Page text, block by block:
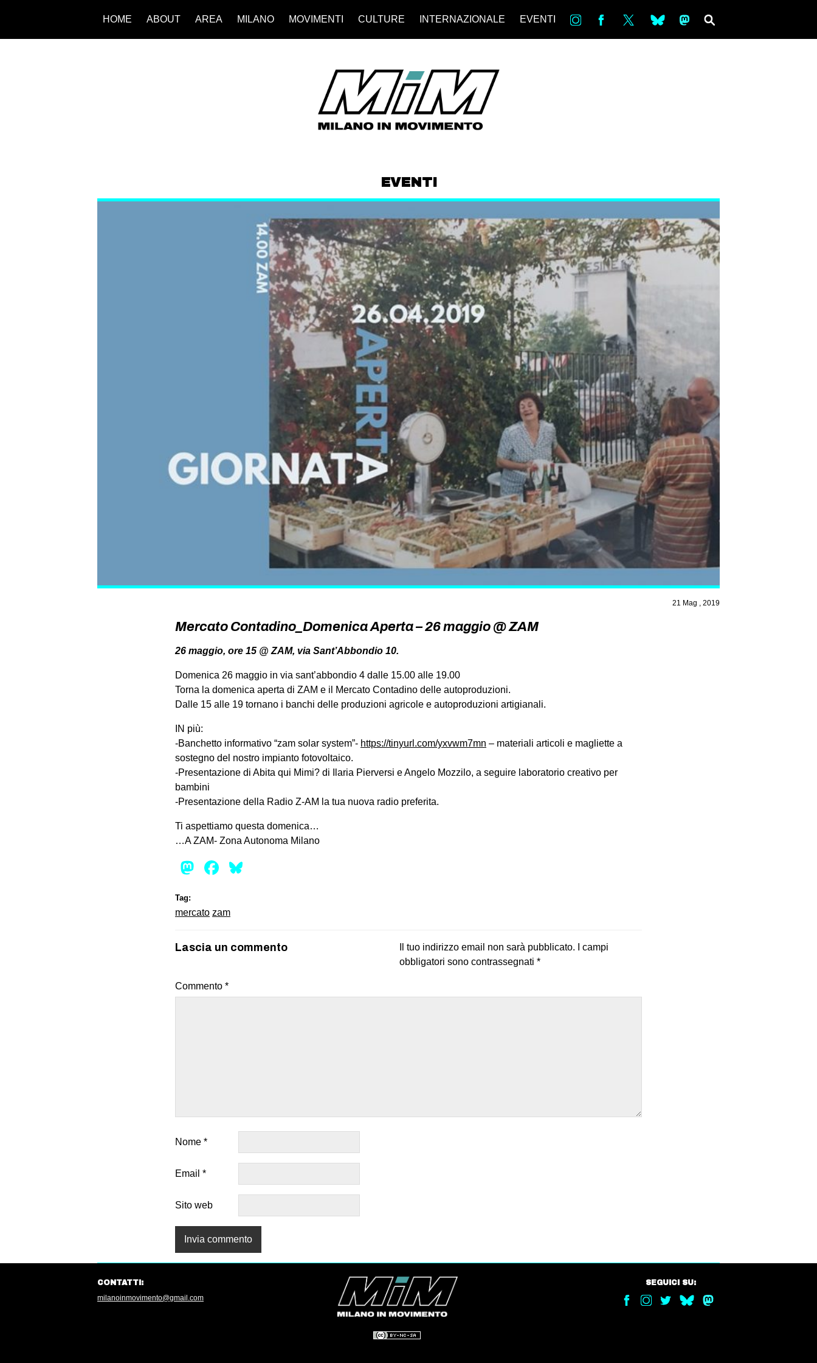
HOME ABOUT AREA MILANO MOVIMENTI CULTURE INTERNAZIONALE EVENTI in bsky ms
EVENTI
21 Mag , 2019
Mercato Contadino_Domenica Aperta – 26 maggio @ ZAM
26 maggio, ore 15 @ ZAM, via Sant’Abbondio 10.
Domenica 26 maggio in via sant’abbondio 4 dalle 15.00 alle 19.00
Torna la domenica aperta di ZAM e il Mercato Contadino delle autoproduzioni.
Dalle 15 alle 19 tornano i banchi delle produzioni agricole e autoproduzioni artigianali.
IN più:
-Banchetto informativo “zam solar system”- https://tinyurl.com/yxvwm7mn – materiali articoli e magliette a
sostegno del nostro impianto fotovoltaico.
-Presentazione di Abita qui Mimi? di Ilaria Pierversi e Angelo Mozzilo, a seguire laboratorio creativo per
bambini
-Presentazione della Radio Z-AM la tua nuova radio preferita.
Ti aspettiamo questa domenica…
…A ZAM- Zona Autonoma Milano
Mastodon
Facebook
Tag:
mercato zam
Lascia un commento Il tuo indirizzo email non sarà pubblicato.
I campi
obbligatori sono contrassegnati *
Commento *
Nome *
Email *
Sito web
CONTATTI:
milanoinmovimento@gmail.com
SEGUICI SU: